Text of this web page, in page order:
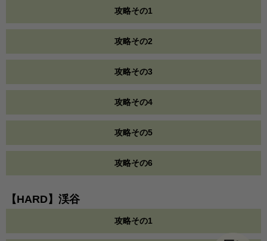
攻略その1
攻略その2
攻略その3
攻略その4
攻略その5
攻略その6
【HARD】渓谷
攻略その1